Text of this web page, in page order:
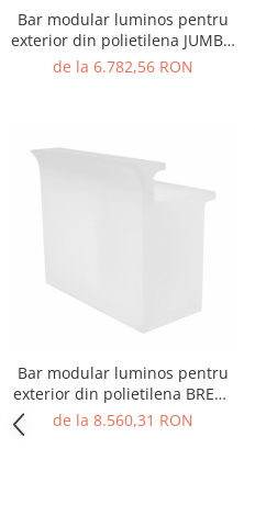
Bar modular luminos pentru
exterior din polietilena JUMBO
BAR
de la 6.782,56 RON
Bar modular luminos pentru
exterior din polietilena BREAK
LINE
de la 8.560,31 RON